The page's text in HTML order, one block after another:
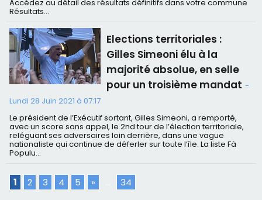
Accédez au détail des résultats définitifs dans votre commune
Résultats...
Elections territoriales :
Gilles Simeoni élu à la
majorité absolue, en selle
pour un troisième mandat -
Lundi 28 Juin 2021 à 07:17
Le président de l’Exécutif sortant, Gilles Simeoni, a remporté,
avec un score sans appel, le 2nd tour de l’élection territoriale,
reléguant ses adversaires loin derrière, dans une vague
nationaliste qui continue de déferler sur toute l’île. La liste Fà
Populu...
1 2 3 4 5 » 34